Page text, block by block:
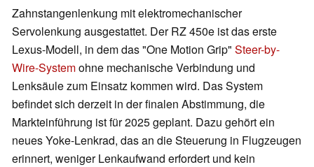
Zahnstangenlenkung mit elektromechanischer
Servolenkung ausgestattet. Der RZ 450e ist das erste
Lexus-Modell, in dem das "One Motion Grip" Steer-by-
Wire-Systemohne mechanische Verbindung und
Lenksäule zum Einsatz kommen wird. Das System
befindet sich derzeit in der finalen Abstimmung, die
Markteinführung ist für 2025 geplant. Dazu gehört ein
neues Yoke-Lenkrad, das an die Steuerung in Flugzeugen
erinnert, weniger Lenkaufwand erfordert und kein